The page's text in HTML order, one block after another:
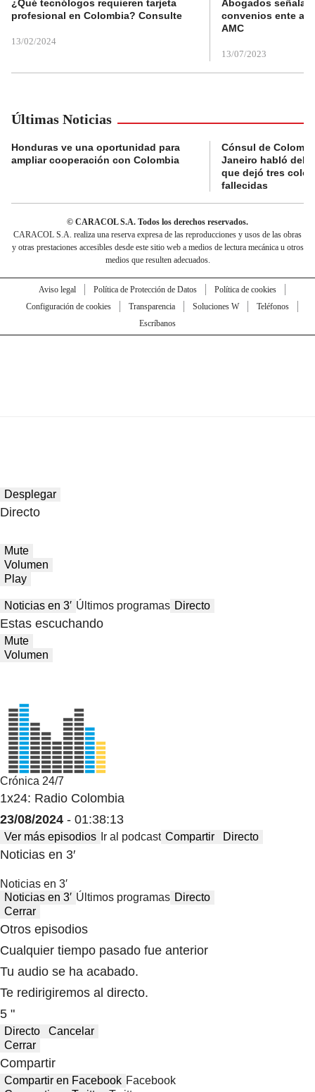
¿Qué tecnólogos requieren tarjeta
profesional en Colombia? Consulte
13/02/2024
Abogados
convenios ente
AMC
13/07/2023
Últimas Noticias
Honduras ve una oportunidad para
ampliar cooperación con Colombia
Cónsul de
Janeiro habló del
que dejó tres
fallecidas
© CARACOL S.A. Todos los derechos reservados.
CARACOL S.A. realiza una reserva expresa de las reproducciones y usos de las obras
y otras prestaciones accesibles desde este sitio web a medios de lectura mecánica u otros
medios que resulten adecuados.
Aviso legal Política de Protección de Datos
Política de cookies
Configuración de cookies
Transparencia Soluciones W
Teléfonos
Escríbanos
Desplegar
Directo
Mute
Volumen
Play
Noticias en 3′ Últimos programas Directo
Estas escuchando
Mute
Volumen
Crónica 24/7
1x24: Radio Colombia
23/08/2024 - 01:38:13
Ver más episodios Ir al podcast Compartir Directo
Noticias en 3′
Noticias en 3′
Noticias en 3′ Últimos programas Directo
Cerrar
Otros episodios
Cualquier tiempo pasado fue anterior
Tu audio se ha acabado.
Te redirigiremos al directo.
5 "
Directo
Cancelar
Cerrar
Compartir
Compartir en Facebook Facebook